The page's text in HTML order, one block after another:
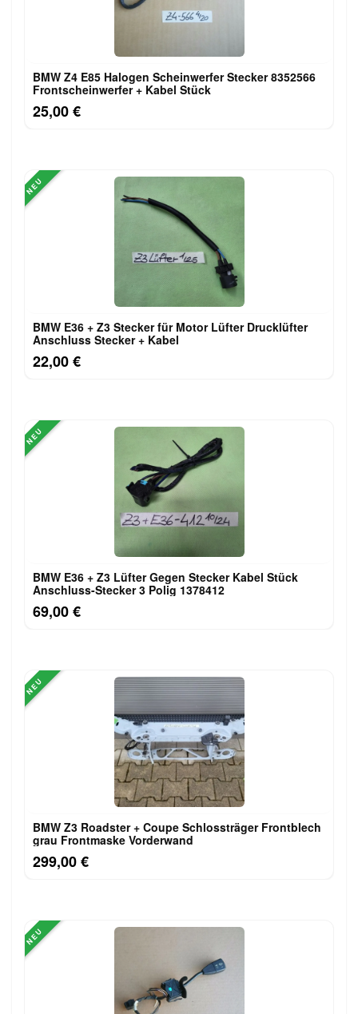
BMW Z4 E85 Halogen Scheinwerfer Stecker 8352566
Frontscheinwerfer + Kabel Stück
25,00 €
NEU
BMW E36 + Z3 Stecker für Motor Lüfter Drucklüfter
Anschluss Stecker + Kabel
22,00 €
NEU
BMW E36 + Z3 Lüfter Gegen Stecker Kabel Stück
Anschluss-Stecker 3 Polig 1378412
69,00 €
NEU
BMW Z3 Roadster + Coupe Schlossträger Frontblech
grau Frontmaske Vorderwand
299,00 €
NEU